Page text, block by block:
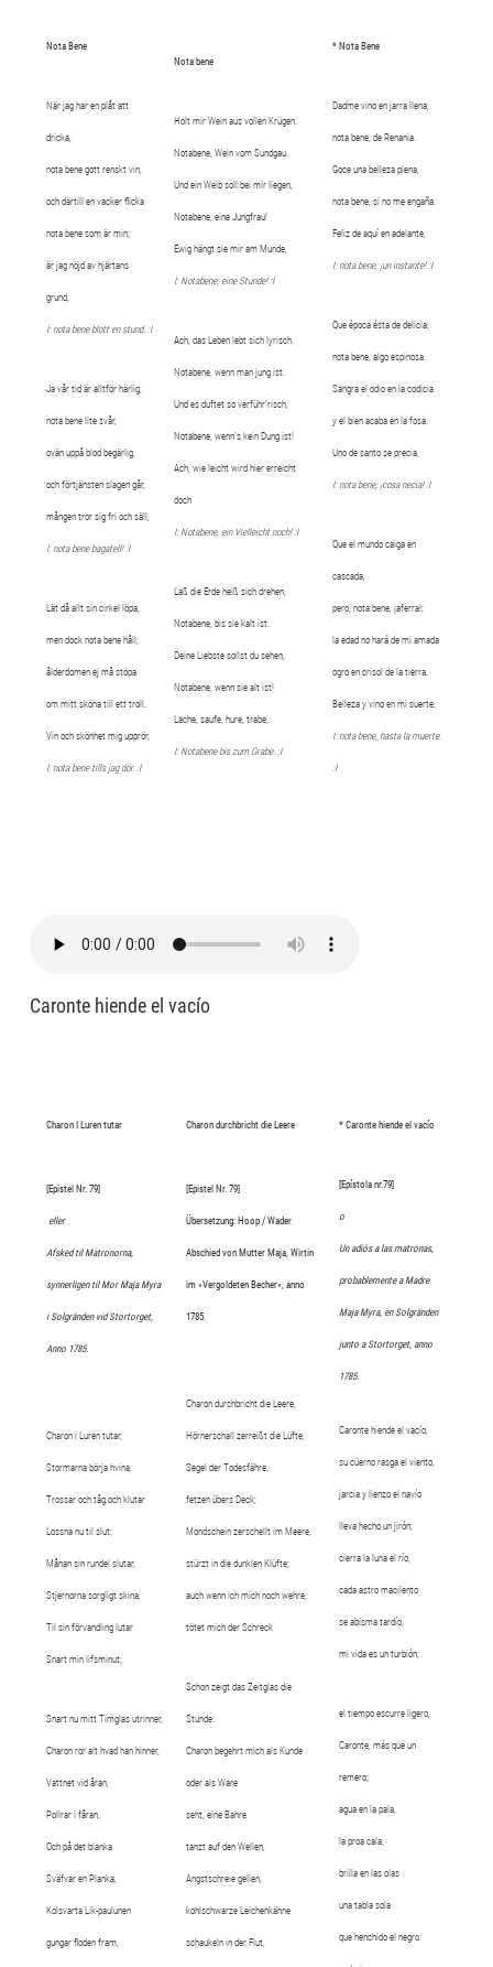
Nota Bene
När jag har en plåt att
dricka,
nota bene gott renskt vin,
och därtill en vacker flicka
nota bene som är min;
är jag nöjd av hjärtans
grund,
I: nota bene blott en stund. :I
Ja vår tid är alltför härlig,
nota bene lite svår,
ovän uppå blod begärlig,
och förtjänsten slagen går,
mången tror sig fri och säll,
I: nota bene bagatell! :I
Lät då allt sin cirkel löpa,
men dock nota bene håll;
ålderdomen ej må stöpa
om mitt sköna till ett troll.
Vin och skönhet mig upprör,
I: nota bene tills jag dör. :I
Nota bene
Holt mir Wein aus vollen Krügen.
Notabene, Wein vom Sundgau.
Und ein Weib soll bei mir liegen,
Notabene, eine Jungfrau!
Ewig hängt sie mir am Munde,
I: Notabene, eine Stunde! :I
Ach, das Leben lebt sich lyrisch.
Notabene, wenn man jung ist.
Und es duftet so verführ'risch,
Notabene, wenn's kein Dung ist!
Ach, wie leicht wird hier erreicht
doch
I: Notabene, ein Vielleicht noch! :I
Laß die Erde heiß sich drehen,
Notabene, bis sie kalt ist.
Deine Liebste sollst du sehen,
Notabene, wenn sie alt ist!
Lache, saufe, hure, trabe,
I: Notabene bis zum Grabe. :I
* Nota Bene
Dadme vino en jarra llena,
nota bene, de Renania.
Goce una belleza plena,
nota bene, si no me engaña.
Feliz de aquí en adelante,
I: nota bene, ¡un instante! :I
Que época ésta de delicia,
nota bene, algo espinosa.
Sangra el odio en la codicia
y el bien acaba en la fosa.
Uno de santo se precia,
I: nota bene, ¡cosa necia! :I
Que el mundo caiga en
cascada,
pero, nota bene, ¡aferra!;
la edad no hará de mi amada
ogro en crisol de la tierra.
Belleza y vino en mi suerte,
I: nota bene, hasta la muerte.
:I
Caronte hiende el vacío
Charon I Luren tutar
[Epistel Nr. 79]
eller
Afsked til Matronorna,
synnerligen til Mor Maja Myra
i Solgränden vid Stortorget,
Anno 1785.
Charon i Luren tutar,
Stormarna börja hvina,
Trossar och tåg och klutar
Lossna nu til slut;
Månan sin rundel slutar,
Stjernorna sorgligt skina,
Til sin förvandling lutar
Snart min lifsminut;
Snart nu mitt Timglas utrinner,
Charon ror alt hvad han hinner,
Vattnet vid åran,
Pollrar i fåran,
Och på det blanka
Sväfvar en Planka,
Kolsvarta Lik-paulunen
gungar floden fram,
Charon durchbricht die Leere
[Epistel Nr. 79]
Übersetzung: Hoop / Wader
Abschied von Mutter Maja, Wirtin
im »Vergoldeten Becher«, anno
1785.
Charon durchbricht die Leere,
Hörnerschall zerreißt die Lüfte,
Segel der Todesfähre,
fetzen übers Deck;
Mondschein zerschellt im Meere,
stürzt in die dunklen Klüfte;
auch wenn ich mich noch wehre,
tötet mich der Schreck
Schon zeigt das Zeitglas die
Stunde:
Charon begehrt mich als Kunde
oder als Ware
seht, eine Bahre
tanzt auf den Wellen,
Angstschreie gellen,
kohlschwarze Leichenkähne
schaukeln in der Flut,
* Caronte hiende el vacío
[Epístola nr.79]
o
Un adiós a las matronas,
probablemente a Madre
Maja Myra, en Solgränden
junto a Stortorget, anno
1785.
Caronte hiende el vacío,
su cüerno rasga el viento,
jarcia y lienzo el navío
lleva hecho un jirón;
cierra la luna el río,
cada astro macilento
se abisma tardío,
mi vida es un turbión;
el tiempo escurre ligero,
Caronte, más que un
remero;
agua en la pala,
la proa cala;
brilla en las olas
una tabla sola
que henchido el negro